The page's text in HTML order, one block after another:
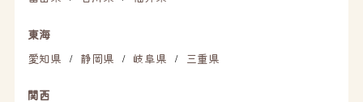
東海
愛知県
/ 静岡県 / 岐阜県 / 三重県
関西